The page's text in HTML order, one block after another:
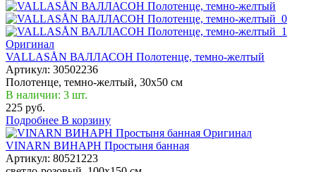
Оригинал
VALLASÅN ВАЛЛАСОН Полотенце, темно-желтый
Артикул: 30502236
Полотенце, темно-желтый, 30x50 см
В наличии: 3 шт.
225 руб.
Подробнее В корзину
Оригинал
VINARN ВИНАРН Простыня банная
Артикул: 80521223